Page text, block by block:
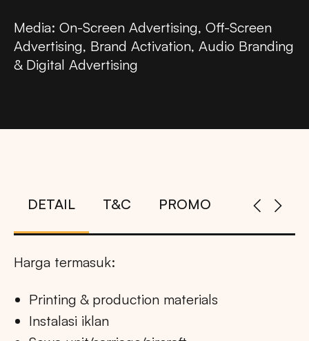
Media: On-Screen Advertising, Off-Screen
Advertising, Brand Activation, Audio Branding
& Digital Advertising
DETAIL T&C PROMO
Harga termasuk:
Printing & production materials
Instalasi iklan